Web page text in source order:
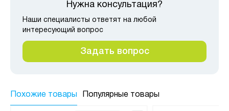
Нужна консультация?
Наши специалисты ответят на любой
интересующий вопрос
Задать вопрос
Похожие товары Популярные товары